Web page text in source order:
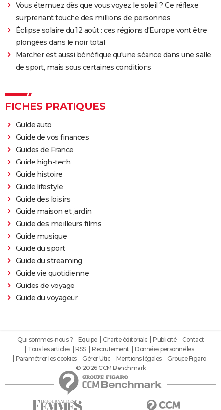
Vous éternuez dès que vous voyez le soleil ? Ce réflexe
surprenant touche des millions de personnes
Éclipse solaire du 12 août : ces régions d'Europe vont être
plongées dans le noir total
Marcher est aussi bénéfique qu'une séance dans une salle
de sport, mais sous certaines conditions
FICHES PRATIQUES
Guide auto
Guide de vos finances
Guides de France
Guide high-tech
Guide histoire
Guide lifestyle
Guide des loisirs
Guide maison et jardin
Guide des meilleurs films
Guide musique
Guide du sport
Guide du streaming
Guide vie quotidienne
Guides de voyage
Guide du voyageur
Qui sommes-nous ? Equipe Charte éditoriale Publicité
Contact
Tous les articles
RSS Recrutement
Données personnelles
Paramétrer les cookies
Gérer Utiq Mentions légales
Groupe Figaro
© 2026 CCM Benchmark